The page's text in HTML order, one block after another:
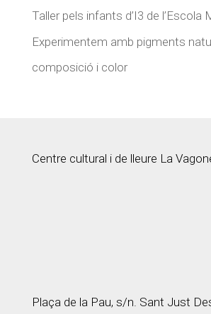
Taller pels infants d’I3 de l’Escola
Experimentem amb pigments
composició i color
Centre cultural i de lleure La
Plaça de la Pau, s/n. Sant Just